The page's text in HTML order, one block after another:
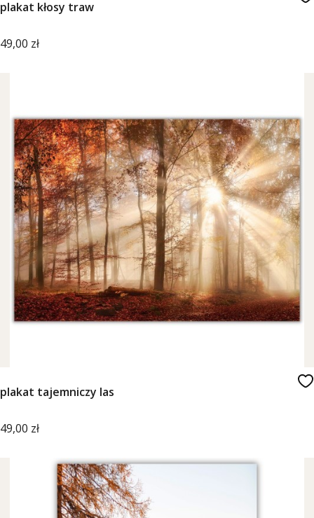
plakat kłosy traw
Cena
49,00 zł
plakat tajemniczy las
Cena
49,00 zł